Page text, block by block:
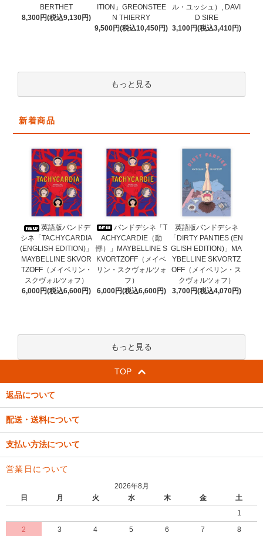
BERTHET
8,300円(税込9,130円)
ITION」GREONSTEE
N THIERRY
9,500円(税込10,450円)
ル・ユッシュ）, DAVI
D SIRE
3,100円(税込3,410円)
もっと見る
新着商品
英語版バンドデ
シネ「TACHYCARDIA
(ENGLISH EDITION)」
MAYBELLINE SKVOR
TZOFF（メイベリン・
スクヴォルツォフ）
6,000円(税込6,600円)
バンドデシネ「T
ACHYCARDIE（動
悸）」MAYBELLINE S
KVORTZOFF（メイベ
リン・スクヴォルツォ
フ）
6,000円(税込6,600円)
英語版バンドデシネ
「DIRTY PANTIES (EN
GLISH EDITION)」MA
YBELLINE SKVORTZ
OFF（メイベリン・ス
クヴォルツォフ）
3,700円(税込4,070円)
もっと見る
TOP
返品について
配送・送料について
支払い方法について
営業日について
2026年8月
日
月 火 水 木 金
土
1
2
3 4 5 6 7
8